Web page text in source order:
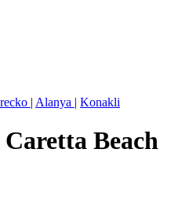
| Alanya | Konakli
Beach